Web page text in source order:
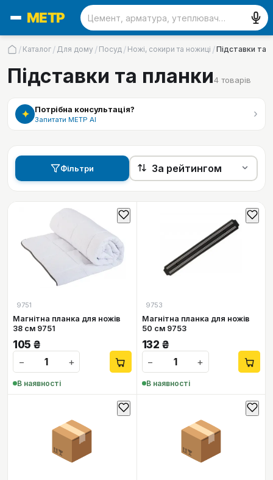
/ Каталог / Для дому / Посуд / Ножі, сокири та ножиці /Підставки та
Підставки та планки4 товарів
✦ Потрібна консультація?
Запитати МЕТР АІ ›
Фільтри
9751
Магнітна планка для ножів
38 см 9751
105 ₴
−
+
В наявності
9753
Магнітна планка для ножів
50 см 9753
132 ₴
−
+
В наявності
📦 📦